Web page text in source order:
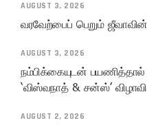
AUGUST 3, 2026
வரவேற்பைப் பெறும்
AUGUST 3, 2026
நம்பிக்கையுடன் பயணித்தால்
‘விஸ்வநாத் & சன்ஸ்’
AUGUST 2, 2026